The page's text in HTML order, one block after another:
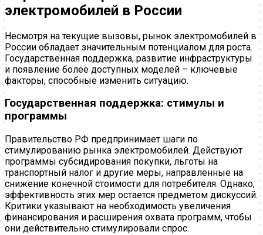
электромобилей в России
Несмотря на текущие вызовы, рынок электромобилей в
России обладает значительным потенциалом для роста.
Государственная поддержка, развитие инфраструктуры
и появление более доступных моделей – ключевые
факторы, способные изменить ситуацию.
Государственная поддержка: стимулы и
программы
Правительство РФ предпринимает шаги по
стимулированию рынка электромобилей. Действуют
программы субсидирования покупки, льготы на
транспортный налог и другие меры, направленные на
снижение конечной стоимости для потребителя. Однако,
эффективность этих мер остается предметом дискуссий.
Критики указывают на необходимость увеличения
финансирования и расширения охвата программ, чтобы
они действительно стимулировали спрос.